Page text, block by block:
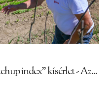
index” kísérlet - Az...